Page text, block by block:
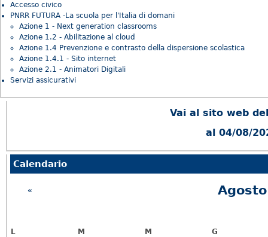
Accesso civico
PNRR FUTURA -La scuola per l'Italia di domani
Azione 1 - Next generation classrooms
Azione 1.2 - Abilitazione al cloud
Azione 1.4 Prevenzione e contrasto della dispersione scolastica
Azione 1.4.1 - Sito internet
Azione 2.1 - Animatori Digitali
Servizi assicurativi
Vai al sito web
al 04/08/
Calendario
Agosto
«
L M M G